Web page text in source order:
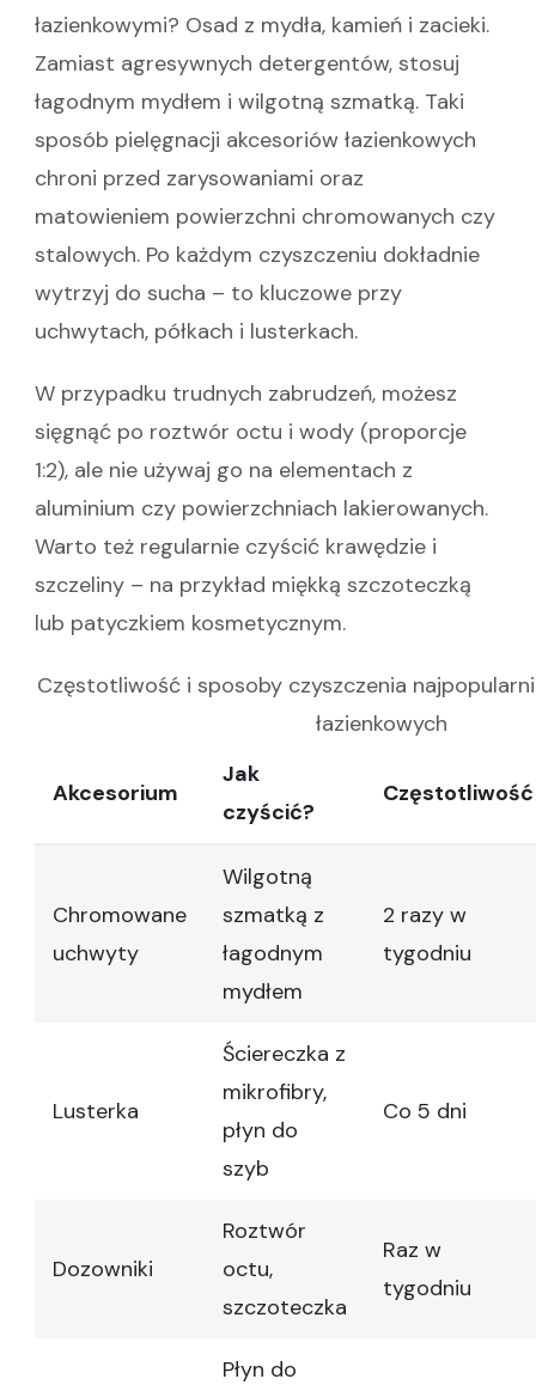
łazienkowymi? Osad z mydła, kamień i zacieki.
Zamiast agresywnych detergentów, stosuj
łagodnym mydłem i wilgotną szmatką. Taki
sposób pielęgnacji akcesoriów łazienkowych
chroni przed zarysowaniami oraz
matowieniem powierzchni chromowanych czy
stalowych. Po każdym czyszczeniu dokładnie
wytrzyj do sucha – to kluczowe przy
uchwytach, półkach i lusterkach.
W przypadku trudnych zabrudzeń, możesz
sięgnąć po roztwór octu i wody (proporcje
1:2), ale nie używaj go na elementach z
aluminium czy powierzchniach lakierowanych.
Warto też regularnie czyścić krawędzie i
szczeliny – na przykład miękką szczoteczką
lub patyczkiem kosmetycznym.
Częstotliwość i sposoby czyszczenia
łazienkowych
Akcesorium
Jak
czyścić?
Częstotliwość
Chromowane
uchwyty
Wilgotną
szmatką z
łagodnym
mydłem
2 razy w
tygodniu
Lusterka
Ściereczka z
mikrofibry,
płyn do
szyb
Co 5 dni
Dozowniki
Roztwór
octu,
szczoteczka
Raz w
tygodniu
Płyn do